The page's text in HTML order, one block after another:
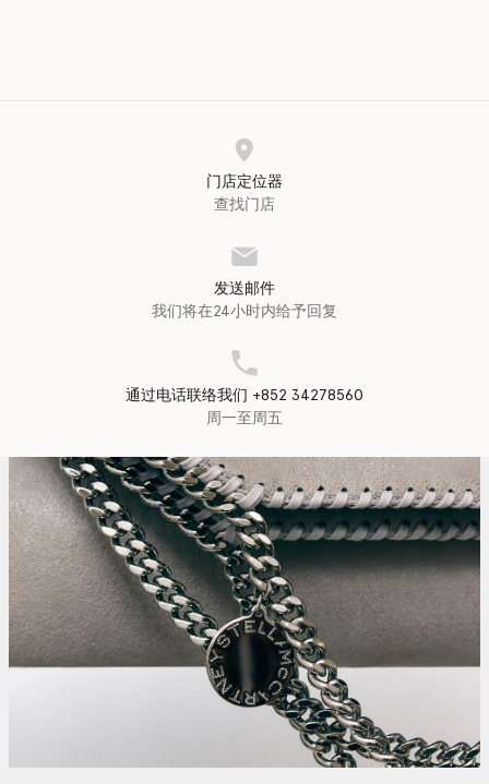
门店定位器
查找门店
发送邮件
我们将在24小时内给予回复
通过电话联络我们 +852 34278560
周一至周五